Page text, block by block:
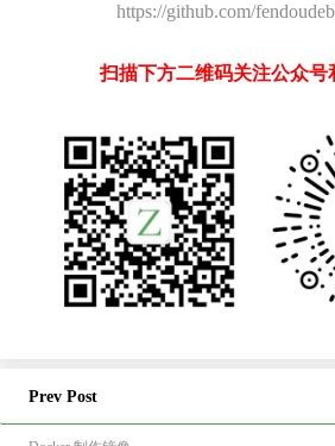
https://github.com/
扫描下方二维码关注公众号
Prev Post